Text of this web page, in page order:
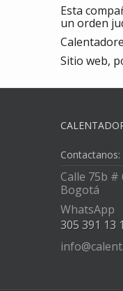
Esta
un orden
Sitio web,
Contactanos:
Calle 75b #
Bogotá
WhatsApp
305 391 13